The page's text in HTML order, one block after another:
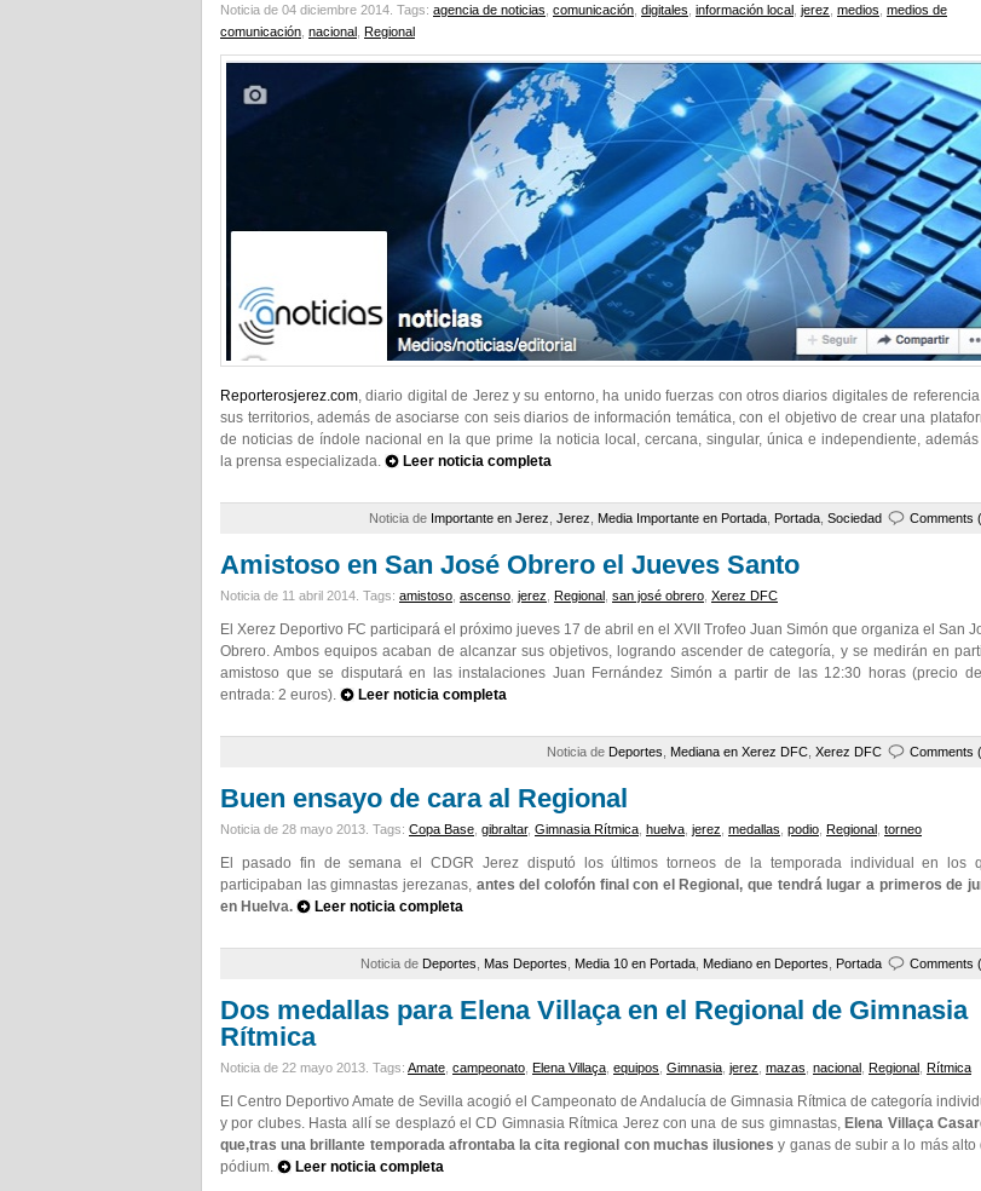
Noticia de 04 diciembre 2014. Tags: agencia de noticias comunicación digitales información local jerez medios medios de
comunicación nacional Regional
Reporterosjerez.com, diario digital de Jerez y su entorno, ha unido fuerzas con otros diarios digitales de
sus territorios, además de asociarse con seis diarios de información temática, con el objetivo de crear una
de noticias de índole nacional en la que prime la noticia local, cercana, singular, única e independiente, además
la prensa especializada.
Leer noticia completa
Noticia de Importante en Jerez Jerez Media Importante en Portada Portada Sociedad Comments
Amistoso en San José Obrero el Jueves Santo
Noticia de 11 abril 2014. Tags: amistoso ascenso jerez Regional san josé obrero Xerez DFC
El Xerez Deportivo FC participará el próximo jueves 17 de abril en el XVII Trofeo Juan Simón que organiza el San
Obrero. Ambos equipos acaban de alcanzar sus objetivos, logrando ascender de categoría, y se medirán en
amistoso que se disputará en las instalaciones Juan Fernández Simón a partir de las 12:30 horas (precio
entrada: 2 euros).
Leer noticia completa
Noticia de Deportes Mediana en Xerez DFC Xerez DFC Comments
Buen ensayo de cara al Regional
Noticia de 28 mayo 2013. Tags: Copa Base gibraltar, Gimnasia Rítmica huelva jerez medallas podio Regional torneo
El pasado fin de semana el CDGR Jerez disputó los últimos torneos de la temporada individual en los
participaban las gimnastas jerezanas, antes del colofón final con el Regional, que tendrá lugar a primeros de
en Huelva.
Leer noticia completa
Noticia de Deportes Mas Deportes Media 10 en Portada Mediano en Deportes Portada Comments
Dos medallas para Elena Villaça en el Regional de Gimnasia
Rítmica
Noticia de 22 mayo 2013. Tags: Amate campeonato Elena Villaça equipos Gimnasia jerez mazas nacional Regional Rítmica
El Centro Deportivo Amate de Sevilla acogió el Campeonato de Andalucía de Gimnasia Rítmica de categoría
y por clubes. Hasta allí se desplazó el CD Gimnasia Rítmica Jerez con una de sus gimnastas, Elena Villaça
que,tras una brillante temporada afrontaba la cita regional con muchas ilusiones y ganas de subir a lo más alto
pódium.
Leer noticia completa